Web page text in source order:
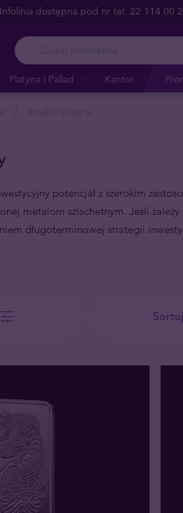
Infolinia dostępna pod nr tel. 22 114 00
Platyna i Pallad Kantor
potencjał z szerokim
metalom szlachetnym. Jeśli
długoterminowej strategii
Sortuj